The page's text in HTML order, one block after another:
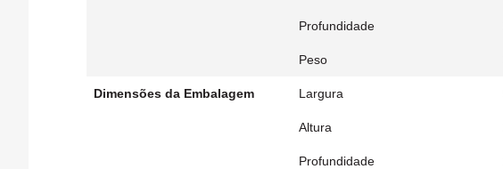
Profundidade
Peso
Dimensões da Embalagem Largura
Altura
Profundidade